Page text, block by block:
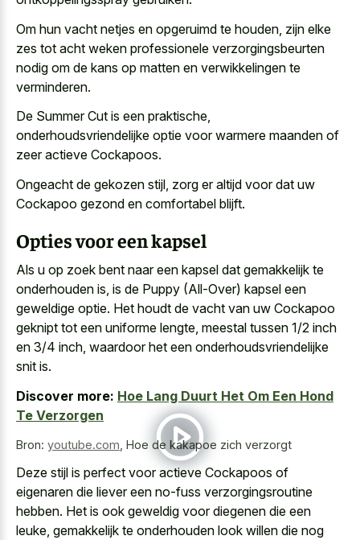
Om hun vacht netjes en opgeruimd te houden, zijn elke
zes tot acht weken professionele verzorgingsbeurten
nodig om de kans op matten en verwikkelingen te
verminderen.
De Summer Cut is een praktische,
onderhoudsvriendelijke optie voor warmere maanden of
zeer actieve Cockapoos.
Ongeacht de gekozen stijl, zorg er altijd voor dat uw
Cockapoo gezond en comfortabel blijft.
Opties voor een kapsel
Als u op zoek bent naar een kapsel dat gemakkelijk te
onderhouden is, is de Puppy (All-Over) kapsel een
geweldige optie. Het houdt de vacht van uw Cockapoo
geknipt tot een uniforme lengte, meestal tussen 1/2 inch
en 3/4 inch, waardoor het een onderhoudsvriendelijke
snit is.
Discover more: Hoe Lang Duurt Het Om Een Hond
Te Verzorgen
Bron: youtube.com Hoe de kakapoe zich verzorgt
Deze stijl is perfect voor actieve Cockapoos of
eigenaren die liever een no-fuss verzorgingsroutine
hebben. Het is ook geweldig voor diegenen die een
leuke, gemakkelijk te onderhouden look willen die nog